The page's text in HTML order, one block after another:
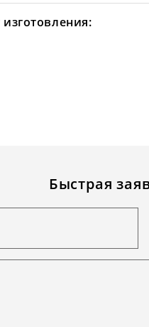
изготовления:
Быстрая